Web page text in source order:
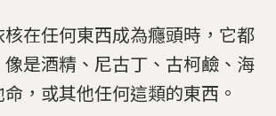
在任何東西成為癮頭時，它都
是酒精、尼古丁、古柯鹼、海
，或其他任何這類的東西。